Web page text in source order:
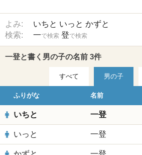
よみ: いちと いっと かずと
検索:
一で検索 登で検索
一登と書く男の子の名前 3件
すべて 男の子
ふりがな 名前
いちと 一登
いっと 一登